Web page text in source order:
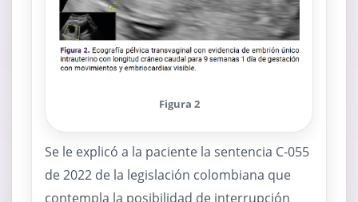
Figura 2
Se le explicó a la paciente la sentencia C-055
de 2022 de la legislación colombiana que
contempla la posibilidad de interrupción